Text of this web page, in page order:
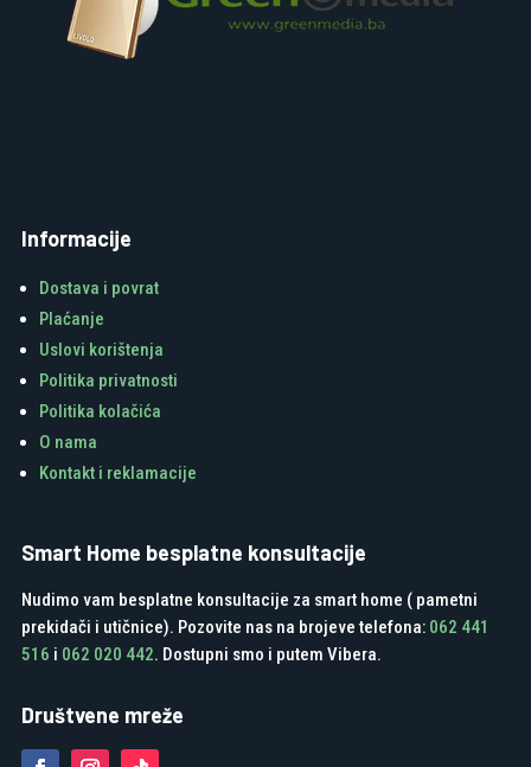
Informacije
Dostava i povrat
Plaćanje
Uslovi korištenja
Politika privatnosti
Politika kolačića
O nama
Kontakt i reklamacije
Smart Home besplatne konsultacije
Nudimo vam besplatne konsultacije za smart home ( pametni
prekidači i utičnice). Pozovite nas na brojeve telefona: 062 441
516 i 062 020 442. Dostupni smo i putem Vibera.
Društvene mreže